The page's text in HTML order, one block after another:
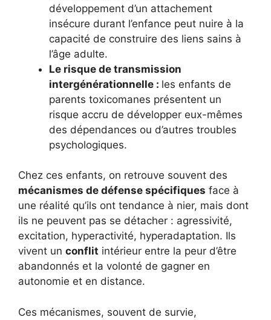
développement d’un attachement
insécure durant l’enfance peut nuire à la
capacité de construire des liens sains à
l’âge adulte.
Le risque de transmission
intergénérationnelle : les enfants de
parents toxicomanes présentent un
risque accru de développer eux-mêmes
des dépendances ou d’autres troubles
psychologiques.
Chez ces enfants, on retrouve souvent des
mécanismes de défense spécifiques face à
une réalité qu’ils ont tendance à nier, mais dont
ils ne peuvent pas se détacher : agressivité,
excitation, hyperactivité, hyperadaptation. Ils
vivent un conflit intérieur entre la peur d’être
abandonnés et la volonté de gagner en
autonomie et en distance.
Ces mécanismes, souvent de survie,